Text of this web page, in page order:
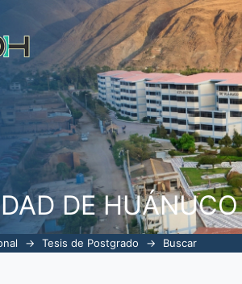
DE HUÁNUCO
→ Tesis de Postgrado → Buscar